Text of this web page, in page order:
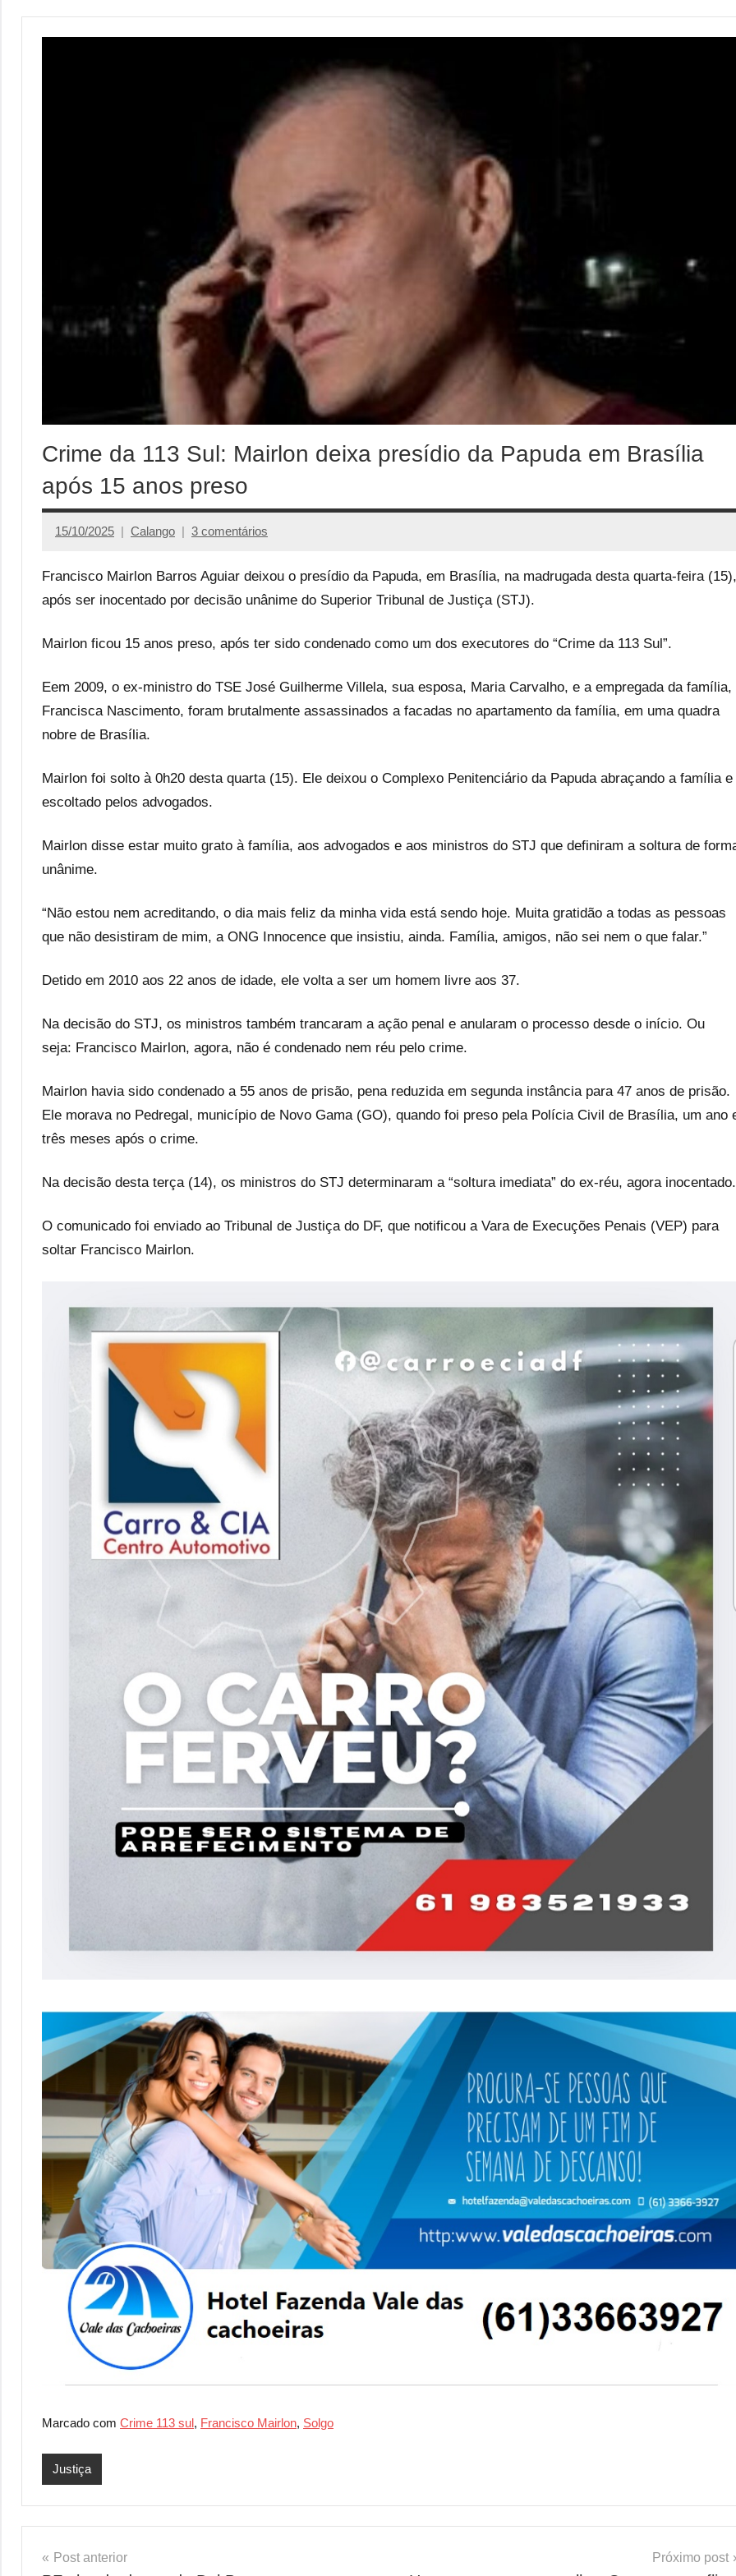
Crime da 113 Sul: Mairlon deixa presídio da Papuda em Brasília
após 15 anos preso
15/10/2025 Calango 3 comentários
Francisco Mairlon Barros Aguiar deixou o presídio da Papuda, em Brasília, na madrugada desta quarta-feira (15),
após ser inocentado por decisão unânime do Superior Tribunal de Justiça (STJ).
Mairlon ficou 15 anos preso, após ter sido condenado como um dos executores do “Crime da 113 Sul”.
Eem 2009, o ex-ministro do TSE José Guilherme Villela, sua esposa, Maria Carvalho, e a empregada da família,
Francisca Nascimento, foram brutalmente assassinados a facadas no apartamento da família, em uma quadra
nobre de Brasília.
Mairlon foi solto à 0h20 desta quarta (15). Ele deixou o Complexo Penitenciário da Papuda abraçando a família e
escoltado pelos advogados.
Mairlon disse estar muito grato à família, aos advogados e aos ministros do STJ que definiram a soltura de
unânime.
“Não estou nem acreditando, o dia mais feliz da minha vida está sendo hoje. Muita gratidão a todas as pessoas
que não desistiram de mim, a ONG Innocence que insistiu, ainda. Família, amigos, não sei nem o que falar.”
Detido em 2010 aos 22 anos de idade, ele volta a ser um homem livre aos 37.
Na decisão do STJ, os ministros também trancaram a ação penal e anularam o processo desde o início. Ou
seja: Francisco Mairlon, agora, não é condenado nem réu pelo crime.
Mairlon havia sido condenado a 55 anos de prisão, pena reduzida em segunda instância para 47 anos de prisão.
Ele morava no Pedregal, município de Novo Gama (GO), quando foi preso pela Polícia Civil de Brasília, um ano
três meses após o crime.
Na decisão desta terça (14), os ministros do STJ determinaram a “soltura imediata” do ex-réu, agora inocentado.
O comunicado foi enviado ao Tribunal de Justiça do DF, que notificou a Vara de Execuções Penais (VEP) para
soltar Francisco Mairlon.
Marcado com Crime 113 sul, Francisco Mairlon, Solgo
Justiça
Navegação
Post anterior Próximo post